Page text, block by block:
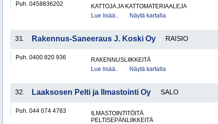
Puh. 0458836202
KATTOJA JA KATTOMATERIAALEJA
Lue lisää..
Näytä kartalla
31. Rakennus-Saneeraus J. Koski Oy RAISIO
Puh. 0400 820 936
RAKENNUSLIIKKEITÄ
Lue lisää..
Näytä kartalla
32. Laaksosen Pelti ja Ilmastointi Oy SALO
Puh. 044 074 4783
ILMASTOINTITÖITÄ
PELTISEPÄNLIIKKEITÄ